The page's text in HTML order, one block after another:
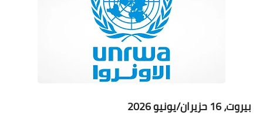
بيروت، 16 حزيران/يونيو 2026